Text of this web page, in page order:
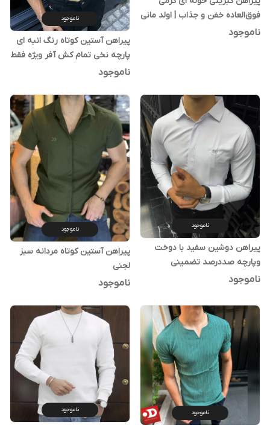
فوق‌العاده خفن و جذاب | اولد مانی
ناموجود
ناموجود
پیراهن آستین کوتاه رنگ انبه ای
پارچه نخی تمام کش آفر ویژه فقط
299 ت
ناموجود
ناموجود
پیراهن دوشین سفید با دوخت
و‌پارچه صددرصد تضمینی
ناموجود
ناموجود
پیراهن آستین کوتاه مردانه سبز
لجنی
ناموجود
ناموجود ناموجود